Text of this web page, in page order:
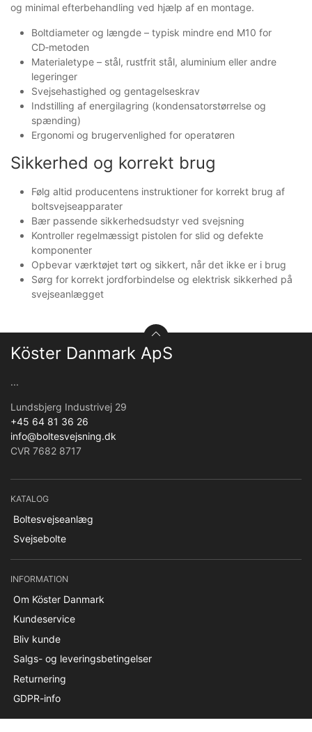
og minimal efterbehandling ved hjælp af en montage.
Boltdiameter og længde – typisk mindre end M10 for
CD‑metoden
Materialetype – stål, rustfrit stål, aluminium eller andre
legeringer
Svejsehastighed og gentagelseskrav
Indstilling af energilagring (kondensatorstørrelse og
spænding)
Ergonomi og brugervenlighed for operatøren
Sikkerhed og korrekt brug
Følg altid producentens instruktioner for korrekt brug af
boltsvejseapparater
Bær passende sikkerhedsudstyr ved svejsning
Kontroller regelmæssigt pistolen for slid og defekte
komponenter
Opbevar værktøjet tørt og sikkert, når det ikke er i brug
Sørg for korrekt jordforbindelse og elektrisk sikkerhed på
svejseanlægget
Köster Danmark ApS
...
Lundsbjerg Industrivej 29
+45 64 81 36 26
info@boltesvejsning.dk
CVR 7682 8717
KATALOG
Boltesvejseanlæg
Svejsebolte
INFORMATION
Om Köster Danmark
Kundeservice
Bliv kunde
Salgs- og leveringsbetingelser
Returnering
GDPR-info